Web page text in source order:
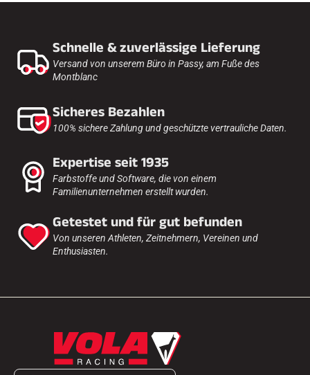
Schnelle & zuverlässige Lieferung
Versand von unserem Büro in Passy, am Fuße des
Montblanc
Sicheres Bezahlen
100% sichere Zahlung und geschützte vertrauliche Daten.
Expertise seit 1935
Farbstoffe und Software, die von einem
Familienunternehmen erstellt wurden.
Getestet und für gut befunden
Von unseren Athleten, Zeitnehmern, Vereinen und
Enthusiasten.